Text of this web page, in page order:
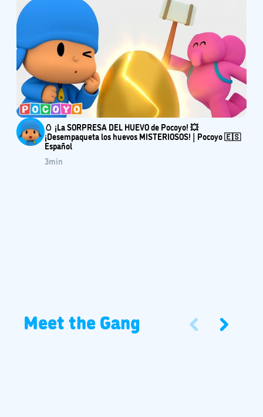
🥚 ¡La SORPRESA DEL HUEVO de Pocoyo! 💥
¡Desempaqueta los huevos MISTERIOSOS! | Pocoyo 🇪🇸
Español
3min
Meet the Gang